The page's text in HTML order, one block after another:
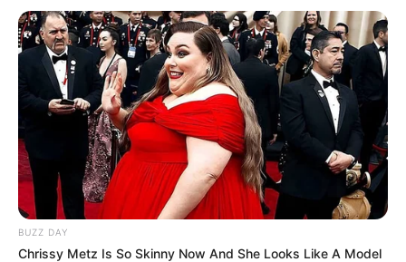
BUZZ DAY
Chrissy Metz Is So Skinny Now And She Looks Like A Model